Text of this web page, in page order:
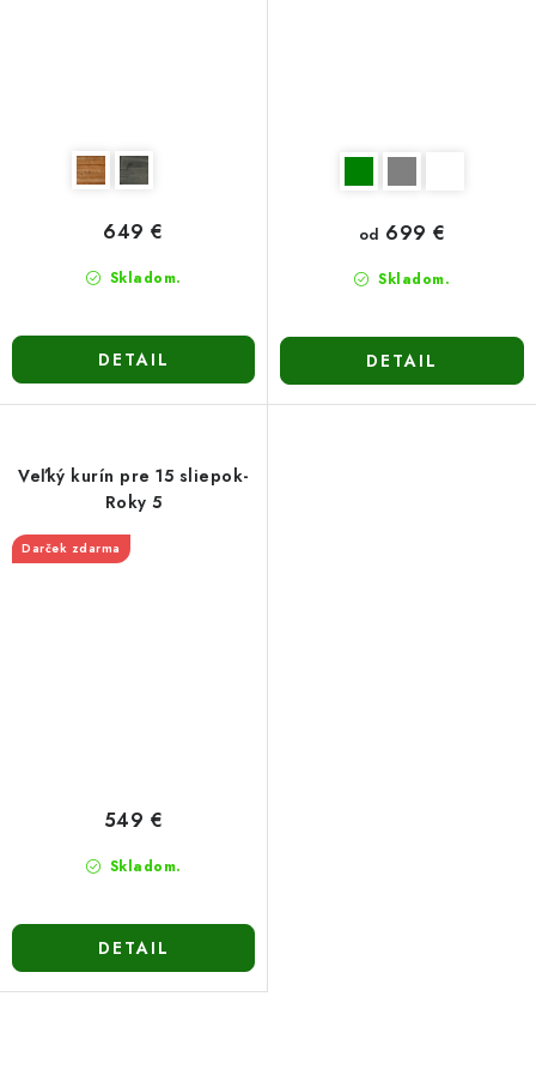
Skladom.
649 €
DETAIL
Skladom.
od 699 €
DETAIL
Veľký kurín pre 15 sliepok-
Roky 5
Darček zdarma
Skladom.
549 €
DETAIL